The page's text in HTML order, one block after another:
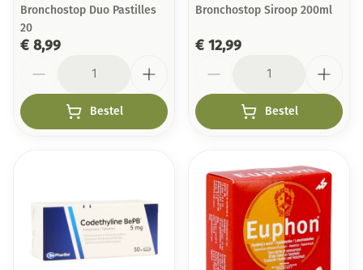
Bronchostop Duo Pastilles
20
€ 8,99
Bestel
Bronchostop Siroop 200ml
€ 12,99
Bestel